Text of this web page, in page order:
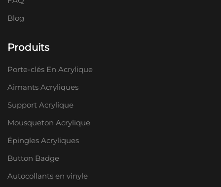
Blog
Produits
Porte-clés En Acrylique
Aimants Acryliques
Support Acrylique
Mousqueton Acrylique
Épingles Acryliques
Button Badge
Autocollants en vinyle